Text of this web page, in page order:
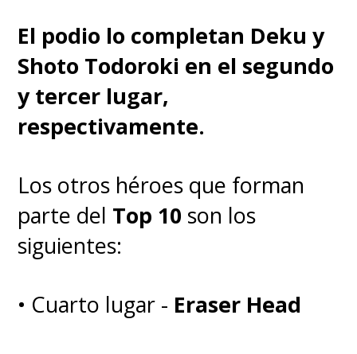
equilibrar la nostalgia y el
respeto con la obra. En el caso
del 'Gladiador' mantuve los
nombres en japonés y revisé
cómo se llamaban las armas y de
los poderes. Son nombres muy
particulares, que adoptaban en
como 'Rayo Flamígero'.Ese tipo
El podio lo completan Deku y
Shoto Todoroki en el segundo
y tercer lugar,
respectivamente.
Los otros héroes que forman
parte del Top 10 son los
siguientes:
• Cuarto lugar - Eraser Head